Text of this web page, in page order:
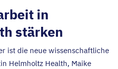
in
stärken
ist die neue wissenschaftliche
Helmholtz Health, Maike